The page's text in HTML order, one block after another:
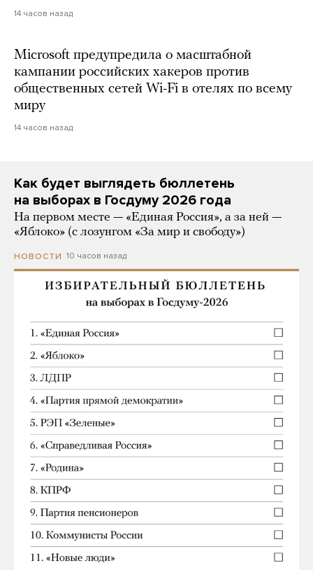
14 часов назад
Microsoft предупредила о масштабной
кампании российских хакеров против
общественных сетей Wi-Fi в отелях по всему
миру
14 часов назад
Как будет выглядеть бюллетень
на выборах в Госдуму 2026 года
На первом месте — «Единая Россия», а за ней —
«Яблоко» (с лозунгом «За мир и свободу»)
НОВОСТИ 10 часов назад